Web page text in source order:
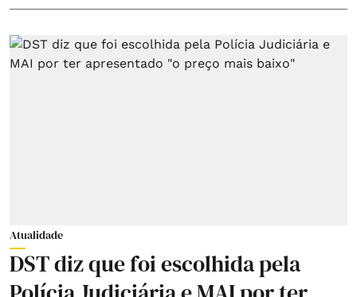
Atualidade
DST diz que foi escolhida pela